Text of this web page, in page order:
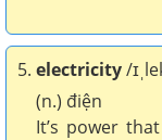
5. electricity/
(n.) điện
It’s power